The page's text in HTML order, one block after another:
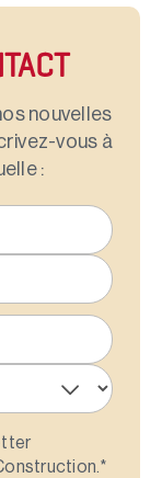
nouvelles
vous à
:
*